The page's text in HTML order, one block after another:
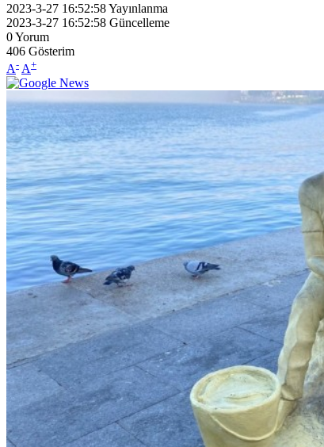
2023-3-27 16:52:58Yayınlanma
2023-3-27 16:52:58 Güncelleme
0Yorum
406 Gösterim
A- A+